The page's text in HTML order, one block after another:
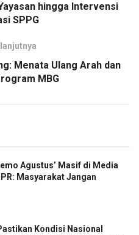
hingga Intervensi
SPPG
Menata Ulang Arah dan
MBG
Agustus’ Masif di Media
Masyarakat Jangan
Kondisi Nasional